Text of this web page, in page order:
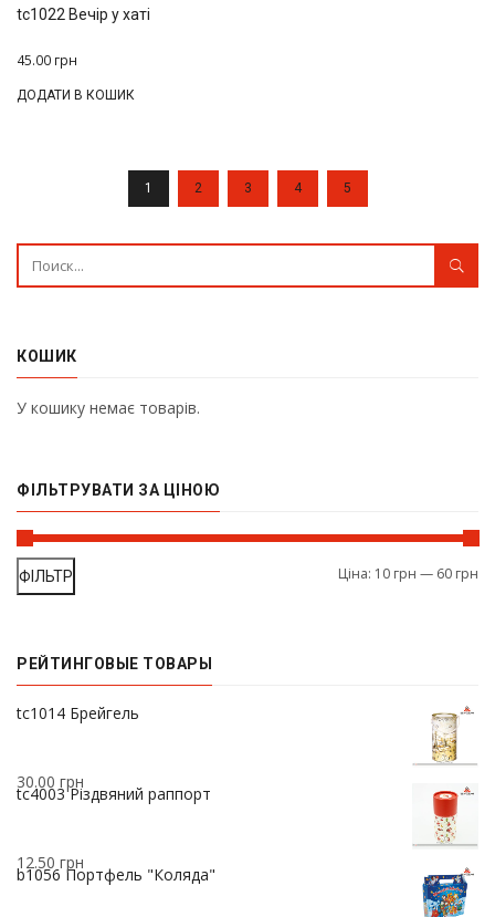
tc1022 Вечір у хаті
45.00 грн
ДОДАТИ В КОШИК
1 2 3 4 5
КОШИК
У кошику немає товарів.
ФІЛЬТРУВАТИ ЗА ЦІНОЮ
ФІЛЬТР Ціна: 10 грн — 60 грн
РЕЙТИНГОВЫЕ ТОВАРЫ
tc1014 Брейгель
37.00грн
tc4003 Різдвяний раппорт
30.00 грн
b1056 Портфель "Коляда"
12.50 грн